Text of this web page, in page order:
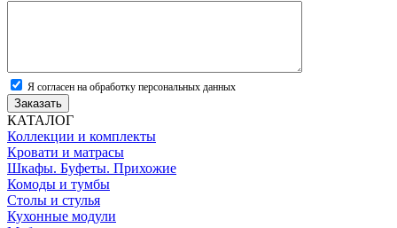
Я согласен на обработку персональных данных
Заказать
КАТАЛОГ
Коллекции и комплекты
Кровати и матрасы
Шкафы. Буфеты. Прихожие
Комоды и тумбы
Столы и стулья
Кухонные модули